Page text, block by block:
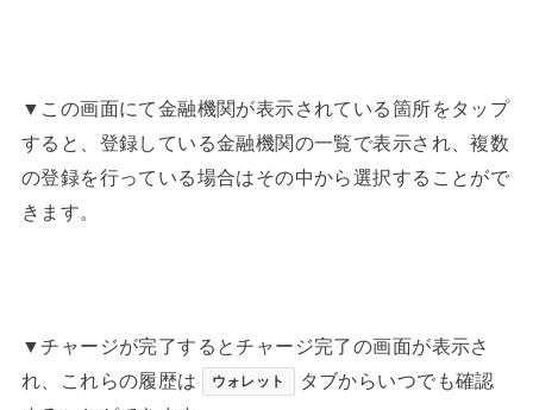
▼この画面にて金融機関が表示されている箇所をタップ
すると、登録している金融機関の一覧で表示され、複数
の登録を行っている場合はその中から選択することがで
きます。
▼チャージが完了するとチャージ完了の画面が表示さ
れ、これらの履歴は
ウォレット
タブからいつでも確認